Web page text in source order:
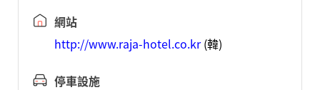
網站
http://www.raja-hotel.co.kr(韓)
停車設施